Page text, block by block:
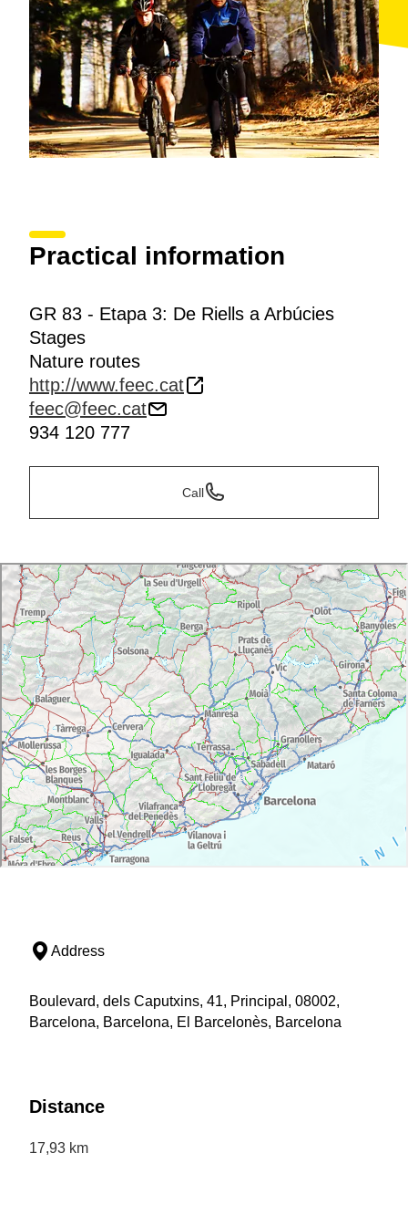
Practical information
GR 83 - Etapa 3: De Riells a Arbúcies
Stages
Nature routes
http://www.feec.cat
feec@feec.cat
934 120 777
Call
Address
Boulevard, dels Caputxins, 41, Principal, 08002,
Barcelona, Barcelona, El Barcelonès, Barcelona
Distance
17,93 km